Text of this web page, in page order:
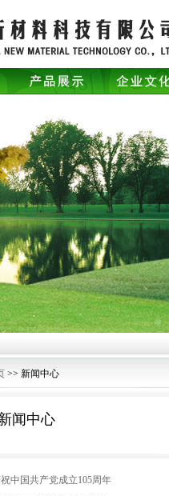
>> 新闻中心
闻中心
中国共产党成立105周年